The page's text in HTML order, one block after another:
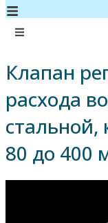
Клапан
расхода
стальной,
80 до 400